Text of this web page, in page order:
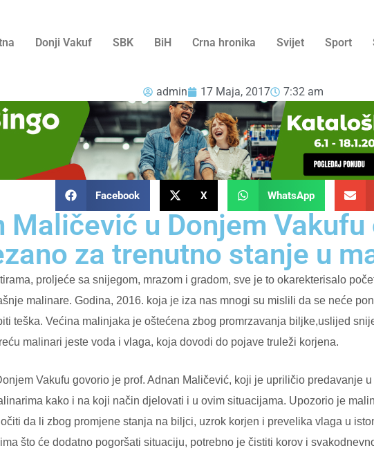
Donji Vakuf SBK BiH Crna hronika Svijet Sport
admin 17 Maja, 2017 7:32 am
Facebook X WhatsApp
Maličević u Donjem
za trenutno stanje u
proljeće sa snijegom, mrazom i gradom, sve je to okarekterisalo
malinare. Godina, 2016. koja je iza nas mnogi su mislili da se neće
teška. Većina malinjaka je oštećena zbog promrzavanja biljke,uslijed
malinari jeste voda i vlaga, koja dovodi do pojave truleži korjena.
Vakufu govorio je prof. Adnan Maličević, koji je upriličio predavanje
kako i na koji način djelovati i u ovim situacijama. Upozorio je
da li zbog promjene stanja na biljci, uzrok korjen i prevelika vlaga u
što će dodatno pogoršati situaciju, potrebno je čistiti korov i